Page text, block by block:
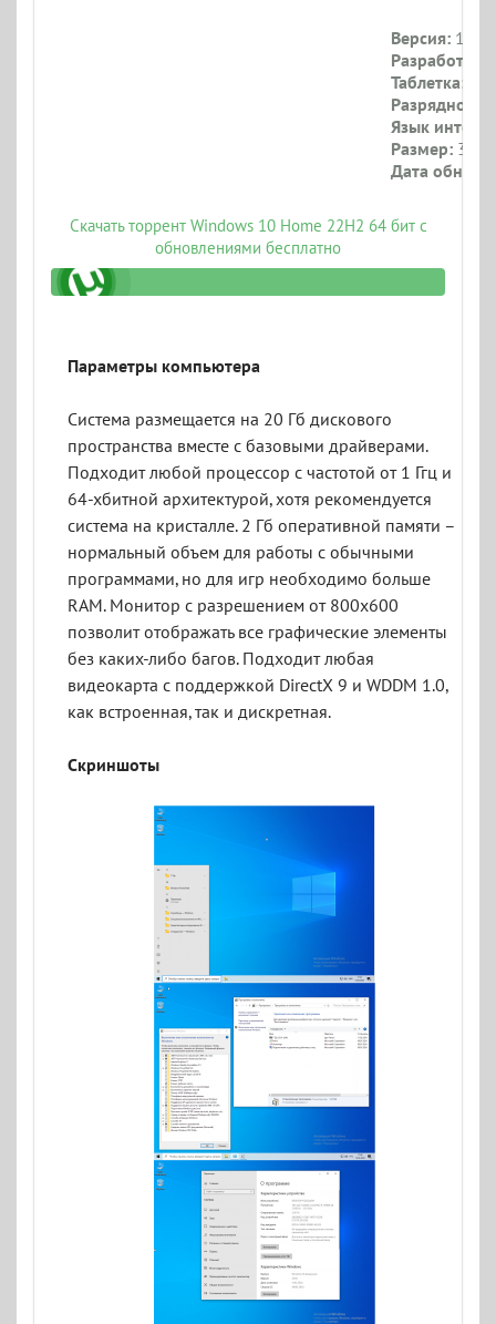
Версия:
Разработчик:
Таблетка:
Разрядность:
Язык
Размер: 3.3
Дата
Скачать торрент Windows 10 Home 22H2 64 бит с
обновлениями бесплатно
Параметры компьютера
Система размещается на 20 Гб дискового
пространства вместе с базовыми драйверами.
Подходит любой процессор с частотой от 1 Ггц и
64-хбитной архитектурой, хотя рекомендуется
система на кристалле. 2 Гб оперативной памяти –
нормальный объем для работы с обычными
программами, но для игр необходимо больше
RAM. Монитор с разрешением от 800x600
позволит отображать все графические элементы
без каких-либо багов. Подходит любая
видеокарта с поддержкой DirectX 9 и WDDM 1.0,
как встроенная, так и дискретная.
Скриншоты